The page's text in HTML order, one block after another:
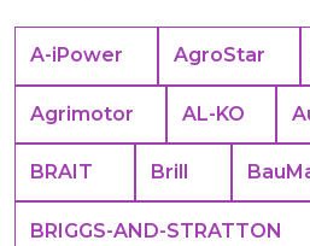
A-iPower AgroStar
Agrimotor AL-KO
BRAIT Brill
BRIGGS-AND-STRATTON